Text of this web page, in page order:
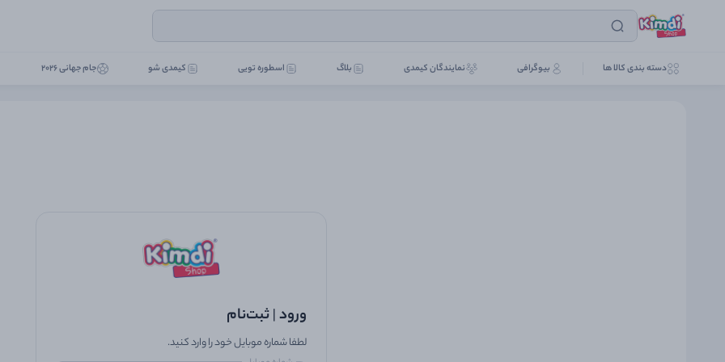
دسته بندی کالا ها بیوگرافی نمایندگان کیمدی بلاگ اسطوره تویی کیمدی شو جام جهانی 2026
ورود|ثبت‌نام
لطفا شماره موبایل خود را وارد کنید.